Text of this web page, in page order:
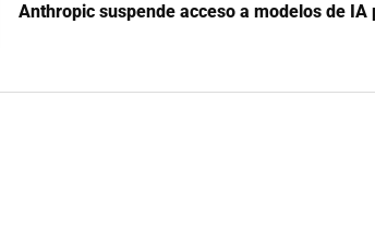
Anthropic suspende acceso a modelos de IA